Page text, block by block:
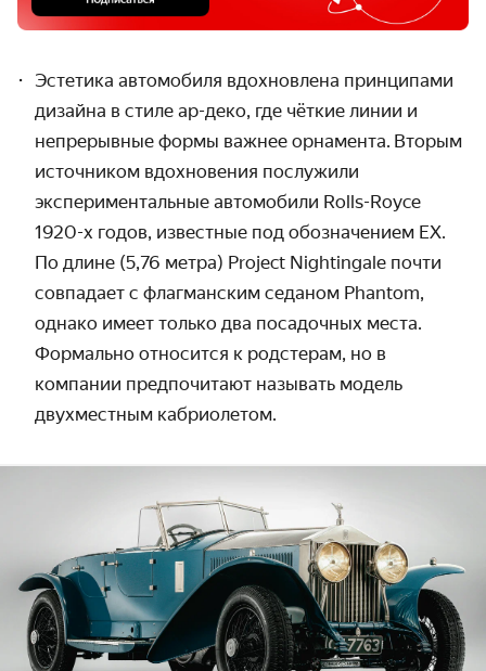
Эстетика автомобиля вдохновлена принципами
дизайна в стиле ар-деко, где чёткие линии и
непрерывные формы важнее орнамента. Вторым
источником вдохновения послужили
экспериментальные автомобили Rolls-Royce
1920-х годов, известные под обозначением EX.
По длине (5,76 метра) Project Nightingale почти
совпадает с флагманским седаном Phantom,
однако имеет только два посадочных места.
Формально относится к родстерам, но в
компании предпочитают называть модель
двухместным кабриолетом.